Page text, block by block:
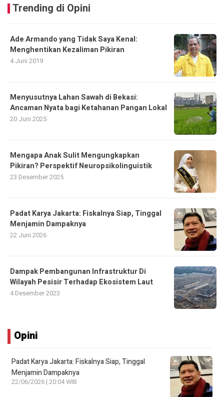
Trending di Opini
Ade Armando yang Tidak Saya Kenal:
Menghentikan Kezaliman Pikiran
4 Juni 2019
Menyusutnya Lahan Sawah di Bekasi:
Ancaman Nyata bagi Ketahanan Pangan Lokal
20 Juni 2025
Mengapa Anak Sulit Mengungkapkan
Pikiran? Perspektif Neuropsikolinguistik
23 Desember 2025
Padat Karya Jakarta: Fiskalnya Siap, Tinggal
Menjamin Dampaknya
22 Juni 2026
Dampak Pembangunan Infrastruktur Di
Wilayah Pesisir Terhadap Ekosistem Laut
4 Desember 2023
Opini
Padat Karya Jakarta: Fiskalnya Siap, Tinggal
Menjamin Dampaknya
22/06/2026 | 20:04 WIB